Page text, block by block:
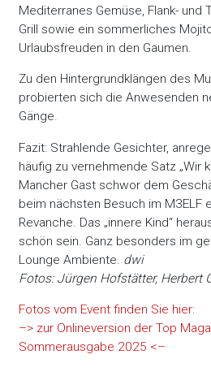
Mediterranes Gemüse, Flank- und
Grill sowie ein sommerliches
Urlaubsfreuden in den Gaumen.
Zu den Hintergrundklängen des
probierten sich die Anwesenden
Gänge.
Fazit: Strahlende Gesichter,
häufig zu vernehmende Satz „Wir
Mancher Gast schwor dem
beim nächsten Besuch im M3ELF
Revanche. Das „innere Kind“
schön sein. Ganz besonders im
Lounge Ambiente. dwi
Fotos: Jürgen Hofstätter, Herbert
Fotos vom Event finden Sie hier:
–> zur Onlineversion der Top
Sommerausgabe 2025 <–